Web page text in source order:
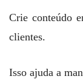
Crie conteúdo
clientes.
Isso ajuda a